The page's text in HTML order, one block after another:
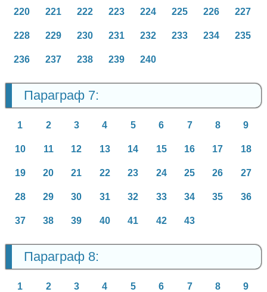
220 221 222 223 224 225 226 227
228 229 230 231 232 233 234 235
236 237 238 239 240
Параграф 7:
1 2 3 4 5 6 7 8 9
10 11 12 13 14 15 16 17 18
19 20 21 22 23 24 25 26 27
28 29 30 31 32 33 34 35 36
37 38 39 40 41 42 43
Параграф 8:
1 2 3 4 5 6 7 8 9